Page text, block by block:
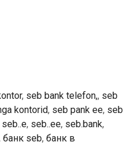
, seb bank telefon,, seb
kontorid, seb pank ee, seb
seb..e, seb..ee, seb.bank,
банк seb, банк в